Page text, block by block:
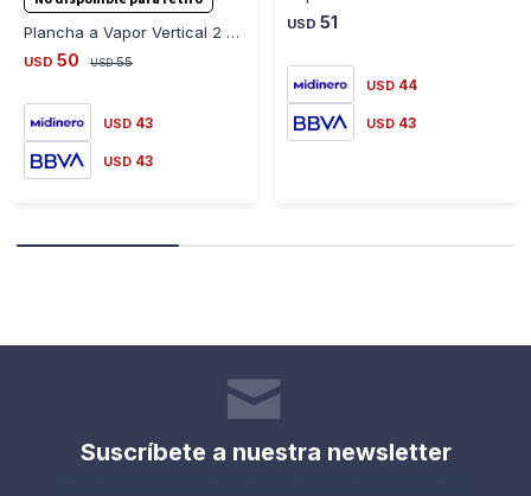
Plancha a Vapor Vertical 2 en 1 2000W Ajustable 816-1
USD 50 USD 55
USD 43
USD 43
USD 51
USD 44
USD 43
Suscríbete a nuestra newsletter